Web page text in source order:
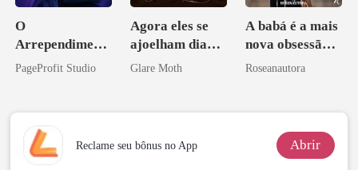
O
Arrependiment
o do Alfa: O
PageProfit Studio
Agora eles se
ajoelham diante
de mim
Glare Moth
A babá é a mais
nova obsessão
do CEO
Roseanautora
Reclame seu bônus no App Abrir